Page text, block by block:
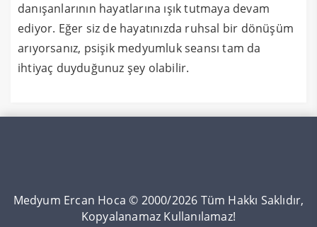
danışanlarının hayatlarına ışık tutmaya devam
ediyor. Eğer siz de hayatınızda ruhsal bir dönüşüm
arıyorsanız, psişik medyumluk seansı tam da
ihtiyaç duyduğunuz şey olabilir.
Medyum Ercan Hoca © 2000/2026 Tüm Hakkı Saklıdır,
Kopyalanamaz Kullanılamaz!